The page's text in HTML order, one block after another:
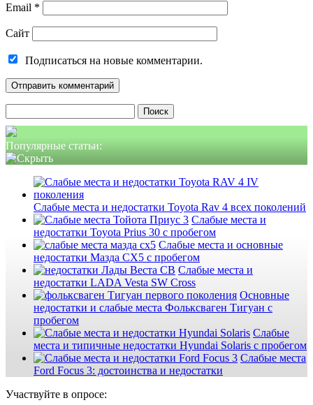
Email *
Сайт
Подписаться на новые комментарии.
Популярные статьи:
Слабые места и недостатки Toyota Rav 4 всех поколений
Слабые места и
недостатки Toyota Prius 30 с пробегом
Слабые места и основные
недостатки Мазда СХ5 с пробегом
Слабые места и
недостатки LADA Vesta SW Cross
Основные
недостатки и слабые места Фольксваген Тигуан с
пробегом
Слабые
места и типичные недостатки Hyundai Solaris с пробегом
Слабые места
Ford Focus 3: достоинства и недостатки
Участвуйте в опросе: